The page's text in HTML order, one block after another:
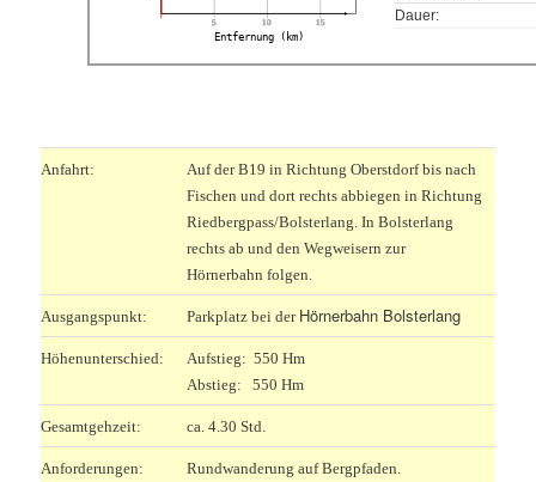
5 10 15
Entfernung (km)
Dauer:
Anfahrt:
Auf der B19 in Richtung Oberstdorf bis nach
Fischen und dort rechts abbiegen in Richtung
Riedbergpass/Bolsterlang. In Bolsterlang
rechts ab und den Wegweisern zur
Hörnerbahn folgen.
Ausgangspunkt: Parkplatz bei der Hörnerbahn Bolsterlang
Höhenunterschied:
Aufstieg: 550 Hm
Abstieg: 550 Hm
Gesamtgehzeit: ca. 4.30 Std.
Anforderungen:
Rundwanderung auf Bergpfaden.